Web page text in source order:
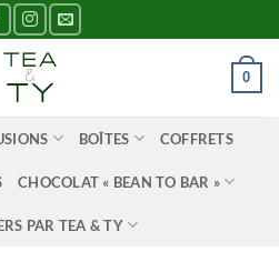
0
BOÎTES COFFRETS
CHOCOLAT « BEAN TO BAR »
PAR TEA & TY